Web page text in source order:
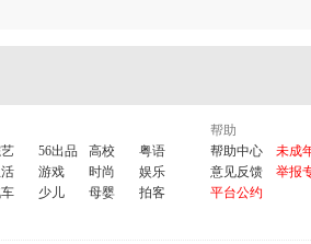
56出品 高校
粤语
游戏 时尚
娱乐
少儿 母婴 拍客
帮助
帮助中心
未成
意见反馈
举报
平台公约